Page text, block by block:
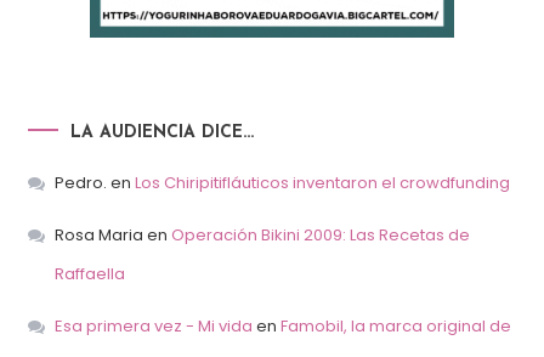
LA AUDIENCIA DICE…
Pedro. en Los Chiripitifláuticos inventaron el crowdfunding
Rosa Maria en Operación Bikini 2009: Las Recetas de
Raffaella
Esa primera vez - Mi vida en Famobil, la marca original de